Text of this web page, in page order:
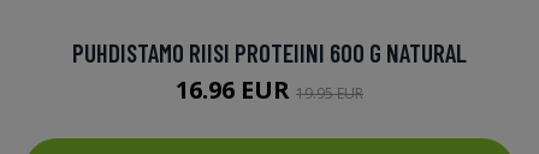
PUHDISTAMO RIISI PROTEIINI 600 G NATURAL
16.96 EUR 19.95 EUR